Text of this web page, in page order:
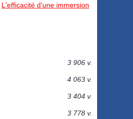
L'efficacité d'une immersion
3 906 v.
4 063 v.
3 404 v.
3 778 v.